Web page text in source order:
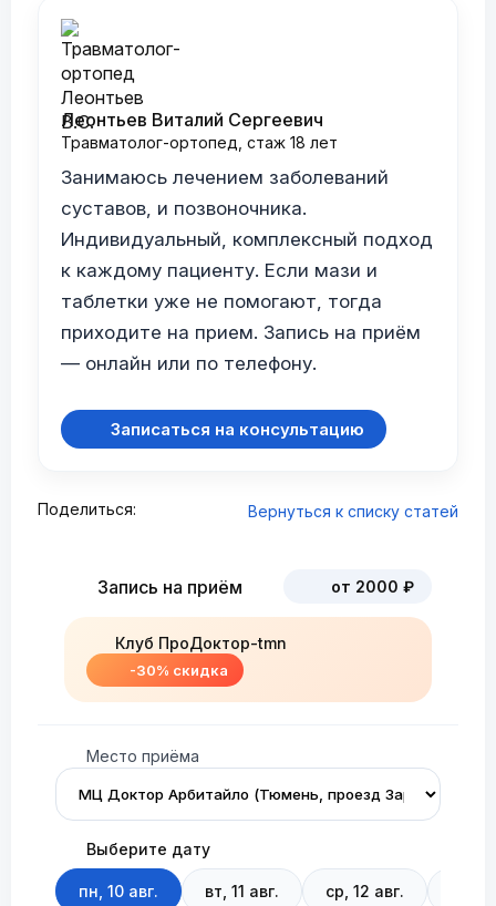
Леонтьев Виталий Сергеевич
Травматолог-ортопед, стаж 18 лет
Занимаюсь лечением заболеваний
суставов, и позвоночника.
Индивидуальный, комплексный подход
к каждому пациенту. Если мази и
таблетки уже не помогают, тогда
приходите на прием. Запись на приём
— онлайн или по телефону.
Записаться на консультацию
Поделиться: Вернуться к списку статей
Запись на приём от 2000 ₽
Клуб ПроДоктор-tmn
-30% скидка
Место приёма
Выберите дату
пн, 10 авг. вт, 11 авг. ср, 12 авг.